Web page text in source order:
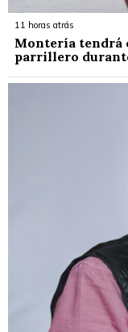
11 horas atrás
Montería tendrá
parrillero